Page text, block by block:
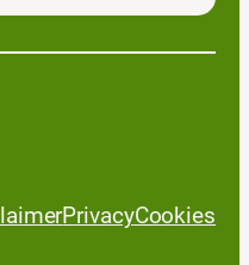
PrivacyCookies